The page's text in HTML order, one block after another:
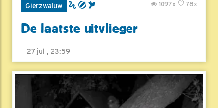
Gierzwaluw 78x
1097x
De laatste uitvlieger
27 jul , 23:59